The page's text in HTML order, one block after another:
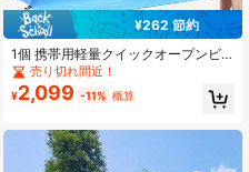
¥262 節約
1個 携帯用軽量クイックオープンビ
ーチテント、簡単設営UVカット日よ
け、6本のグランドステークと収納キ
ャリーバッグ付き、耐久性のあるブ
テント、ビーチキャンプ、釣り、公
園、ハイキング、春、夏、秋の屋外
旅行に適しています
売り切れ間近！
¥2,099 -11% 概算